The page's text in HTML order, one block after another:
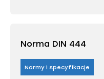
Norma DIN 444
Normy i specyfikacje